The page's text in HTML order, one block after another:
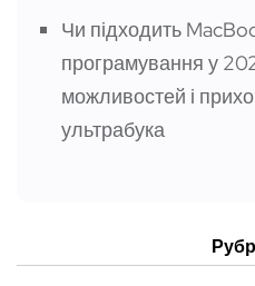
Чи підходить
програмування у
можливостей і
ультрабука